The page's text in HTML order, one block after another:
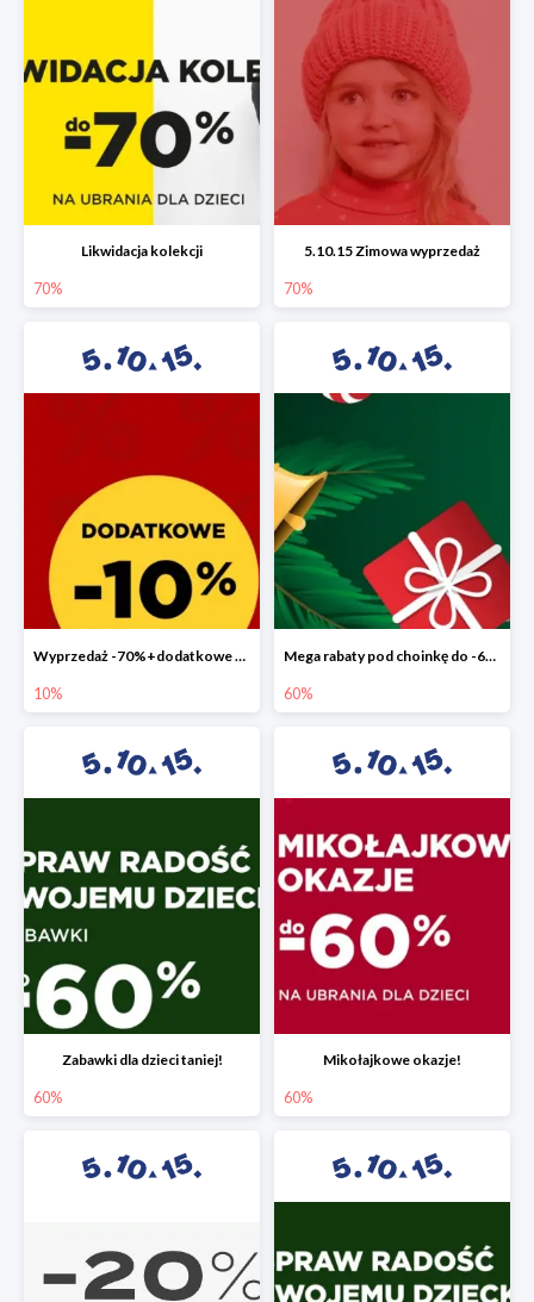
Likwidacja kolekcji
70%
5.10.15 Zimowa wyprzedaż
70%
Wyprzedaż -70%+dodatkowe 10%
10%
Mega rabaty pod choinkę do -60%
60%
Zabawki dla dzieci taniej!
60%
Mikołajkowe okazje!
60%